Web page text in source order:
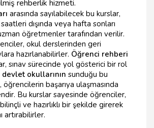
rehberlik hizmeti.
arasında sayılabilecek bu kurslar,
dışında veya hafta sonları
öğretmenler tarafından verilir.
okul derslerinden geri
hazırlanabilirler. Öğrenci rehberi
sınav sürecinde yol gösterici bir rol
devlet okullarının sunduğu bu
, öğrencilerin başarıya ulaşmasında
Bu kurslar sayesinde öğrenciler,
ve hazırlıklı bir şekilde girerek
artırabilirler.